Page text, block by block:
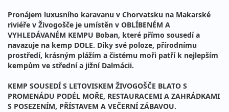
Pronájem luxusního karavanu v Chorvatsku na Makarské
riviéře v Živogošče je umístěn v OBLÍBENÉM A
VYHLEDÁVANÉM KEMPU Boban, které přímo sousedí a
navazuje na kemp DOLE. Díky své poloze, přírodnímu
prostředí, krásným plážím a čistému moři patří k nejlepším
kempům ve střední a jižní Dalmácii.
KEMP SOUSEDÍ S LETOVISKEM ŽIVOGOŠČE BLATO S
PROMENÁDU PODÉL MOŘE, RESTAURACEMI A ZAHRÁDKAMI
S POSEZENÍM, PŘÍSTAVEM A VEČERNÍ ZÁBAVOU.